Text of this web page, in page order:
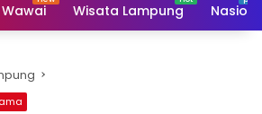
Wisata Lampung